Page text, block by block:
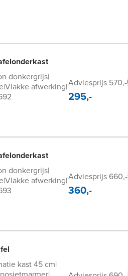
donkergrijs|
|Vlakke afwerking|Adviesprijs 570,-
295,-
donkergrijs|
|Vlakke afwerking|Adviesprijs 660,-
360,-
kast 45 cm|